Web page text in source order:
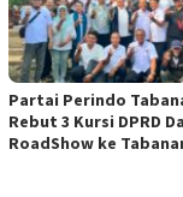
Partai Perindo
Rebut 3 Kursi DPRD
RoadShow ke